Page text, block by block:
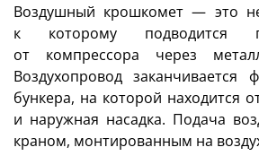
Воздушный крошкомет — это
к которому подводится
от компрессора через
Воздухопровод заканчивается
бункера, на которой находится
и наружная насадка. Подача
краном, монтированным на